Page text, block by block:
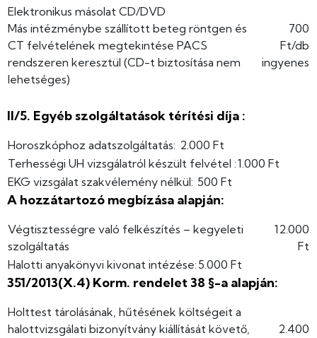
Elektronikus másolat CD/DVD
Más intézménybe szállított beteg röntgen és
CT felvételének megtekintése PACS
rendszeren keresztül (CD-t biztosítása nem
lehetséges)
700
Ft/db
ingyenes
II/5. Egyéb szolgáltatások térítési díja :
Horoszkóphoz adatszolgáltatás: 2.000 Ft
Terhességi UH vizsgálatról készült felvétel :1.000 Ft
EKG vizsgálat szakvélemény nélkül: 500 Ft
A hozzátartozó megbízása alapján:
Végtisztességre való felkészítés – kegyeleti
szolgáltatás
12.000
Ft
Halotti anyakönyvi kivonat intézése:5.000 Ft
351/2013(X.4) Korm. rendelet 38 §-a alapján:
Holttest tárolásának, hűtésének költségeit a
halottvizsgálati bizonyítvány kiállítását követő,
2.400